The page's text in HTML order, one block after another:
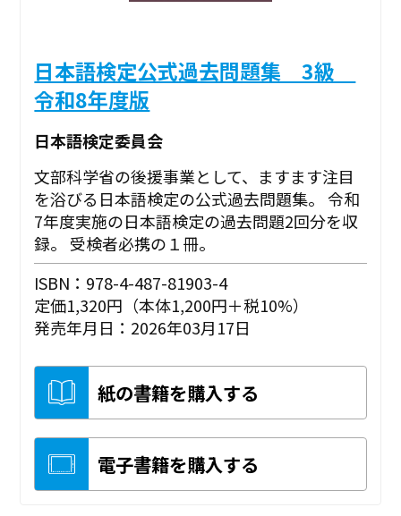
日本語検定公式過去問題集 3級
令和8年度版
日本語検定委員会
文部科学省の後援事業として、ますます注目
を浴びる日本語検定の公式過去問題集。 令和
7年度実施の日本語検定の過去問題2回分を収
録。 受検者必携の１冊。
ISBN：978-4-487-81903-4
定価1,320円（本体1,200円＋税10%）
発売年月日：2026年03月17日
紙の書籍を購入する
電子書籍を購入する